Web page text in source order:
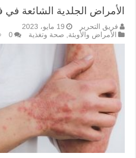
الأمراض الجلدية الشائعة
فريق التحرير
19 مايو، 2023
الأمراض والأوبئة, صحة وتغذية 0